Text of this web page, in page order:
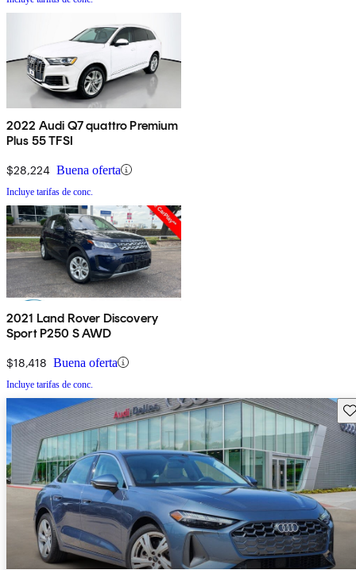
2022 Audi Q7 quattro Premium
Plus 55 TFSI
$28,224 Buena oferta
Incluye tarifas de conc.
2021 Land Rover Discovery
Sport P250 S AWD
$18,418 Buena oferta
Incluye tarifas de conc.